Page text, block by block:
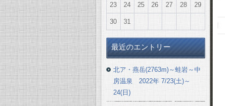
23 24 25 26 27 28 29
30 31
最近のエントリー
北ア・燕岳(2763m)～蛙岩～中
房温泉 2022年 7/23(土)～
24(日)